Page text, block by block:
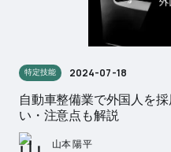
特定技能 2024-07-18
自動車整備業で外国人を
い・注意点も解説
山本 陽平